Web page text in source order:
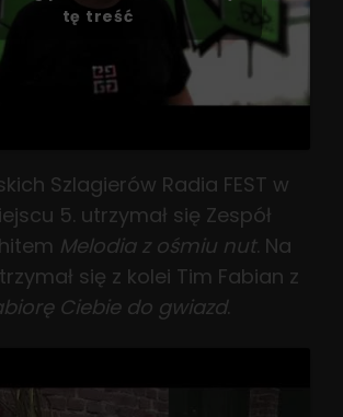
tę treść
Szlagierów Radia FEST w
5. utrzymał się Zespół
Melodia z ośmiu nut. Na
się z kolei Tim Fabian z
Ciebie do gwiazd.